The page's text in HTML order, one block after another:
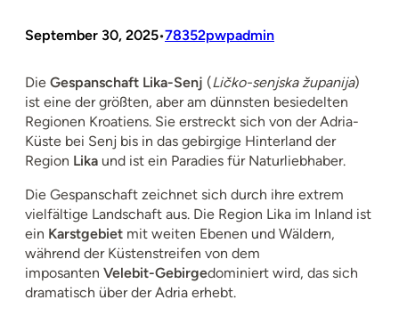
September 30, 2025•78352pwpadmin
Die Gespanschaft Lika-Senj (Ličko-senjska županija)
ist eine der größten, aber am dünnsten besiedelten
Regionen Kroatiens. Sie erstreckt sich von der Adria-
Küste bei Senj bis in das gebirgige Hinterland der
Region Lika und ist ein Paradies für Naturliebhaber.
Die Gespanschaft zeichnet sich durch ihre extrem
vielfältige Landschaft aus. Die Region Lika im Inland ist
ein Karstgebiet mit weiten Ebenen und Wäldern,
während der Küstenstreifen von dem
imposanten Velebit-Gebirgedominiert wird, das sich
dramatisch über der Adria erhebt.